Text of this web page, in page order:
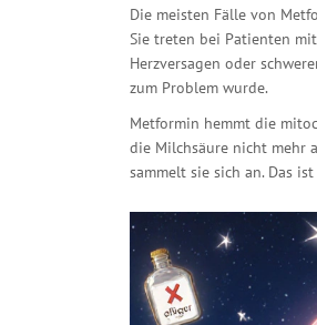
Die meisten Fälle von
Sie treten bei Patienten
Herzversagen oder
zum Problem wurde.
Metformin hemmt die
die Milchsäure nicht mehr
sammelt sie sich an. Das